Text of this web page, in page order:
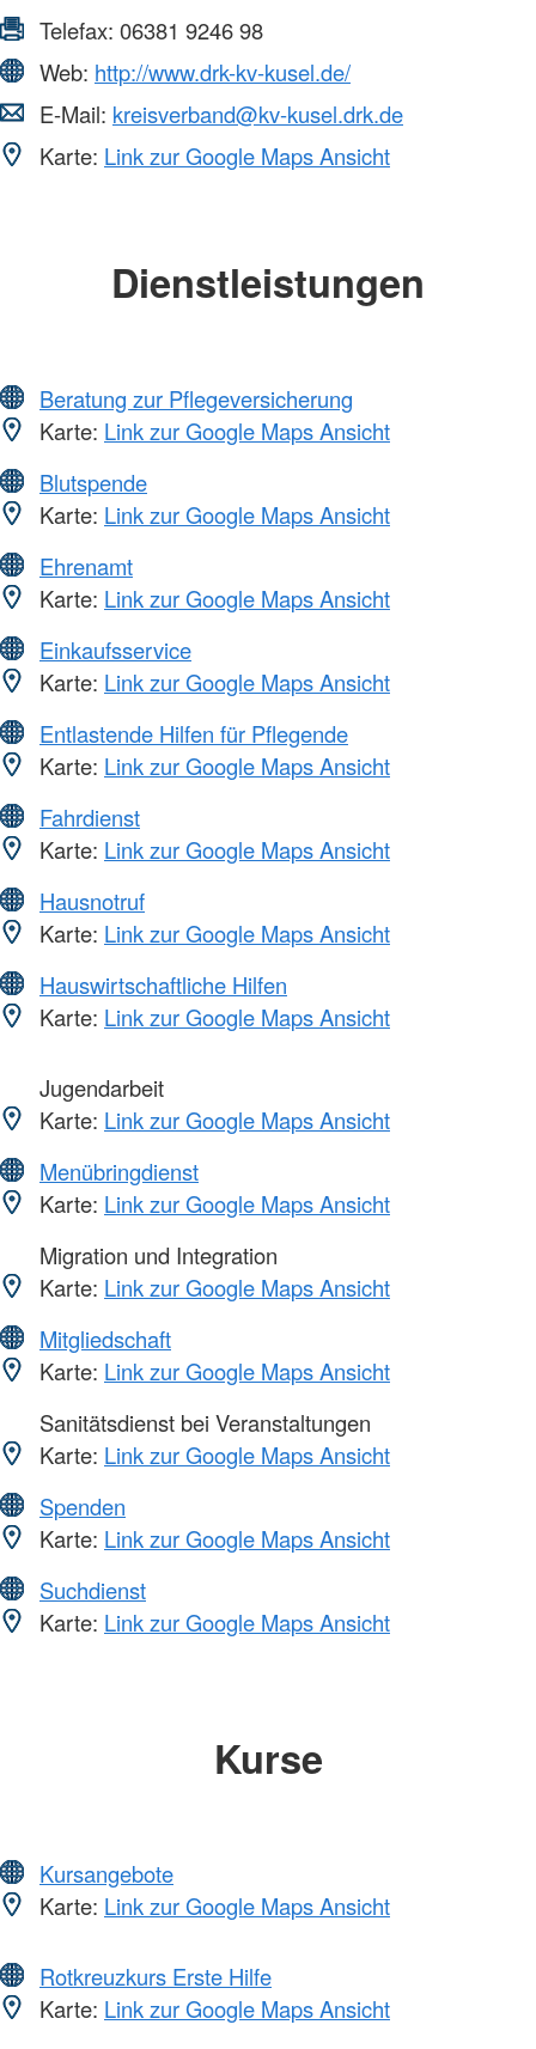
Telefax: 06381 9246 98
Web: http://www.drk-kv-kusel.de/
E-Mail: kreisverband@kv-kusel.drk.de
Karte: Link zur Google Maps Ansicht
Dienstleistungen
Beratung zur Pflegeversicherung
Karte: Link zur Google Maps Ansicht
Blutspende
Karte: Link zur Google Maps Ansicht
Ehrenamt
Karte: Link zur Google Maps Ansicht
Einkaufsservice
Karte: Link zur Google Maps Ansicht
Entlastende Hilfen für Pflegende
Karte: Link zur Google Maps Ansicht
Fahrdienst
Karte: Link zur Google Maps Ansicht
Hausnotruf
Karte: Link zur Google Maps Ansicht
Hauswirtschaftliche Hilfen
Karte: Link zur Google Maps Ansicht
Jugendarbeit
Karte: Link zur Google Maps Ansicht
Menübringdienst
Karte: Link zur Google Maps Ansicht
Migration und Integration
Karte: Link zur Google Maps Ansicht
Mitgliedschaft
Karte: Link zur Google Maps Ansicht
Sanitätsdienst bei Veranstaltungen
Karte: Link zur Google Maps Ansicht
Spenden
Karte: Link zur Google Maps Ansicht
Suchdienst
Karte: Link zur Google Maps Ansicht
Kurse
Kursangebote
Karte: Link zur Google Maps Ansicht
Rotkreuzkurs Erste Hilfe
Karte: Link zur Google Maps Ansicht